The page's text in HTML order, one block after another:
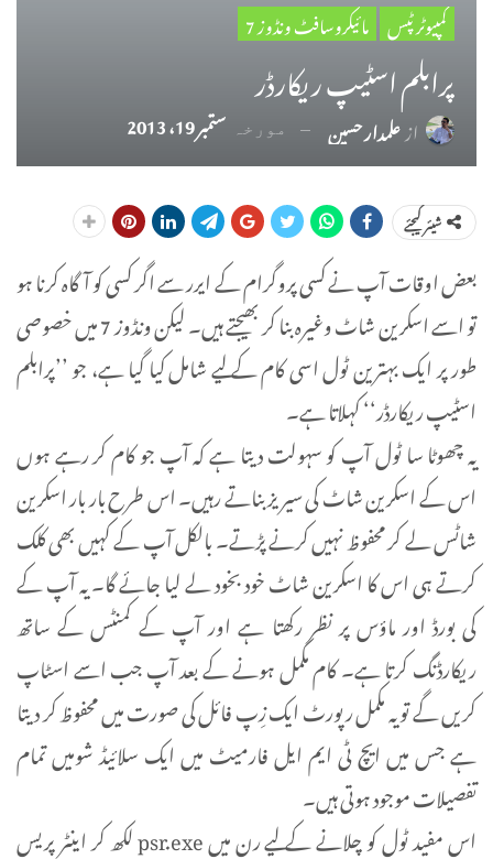
کمپیوٹر ٹپس مائیکروسافٹ ونڈوز 7
پرابلم اسٹیپ ریکارڈر
ازعلمدار حسین مورخہ ستمبر 19، 2013
شیئر کیجئے
بعض اوقات آپ نے کسی پروگرام کے ایرر سے اگر کسی کو آگاہ کرنا ہو
تو اسے اسکرین شاٹ وغیرہ بنا کر بھیجتے ہیں۔ لیکن ونڈوز 7 میں خصوصی
طور پر ایک بہترین ٹول اسی کام کے لیے شامل کیا گیا ہے، جو ’’پرابلم
اسٹیپ ریکارڈر‘‘ کہلاتا ہے۔
یہ چھوٹا سا ٹول آپ کو سہولت دیتا ہے کہ آپ جو کام کر رہے ہوں
اس کے اسکرین شاٹ کی سیریز بناتے رہیں۔ اس طرح بار بار اسکرین
شاٹس لے کر محفوظ نہیں کرنے پڑتے۔ بالکل آپ کے کہیں بھی کلک
کرتے ہی اس کا اسکرین شاٹ خود بخود لے لیا جائے گا۔ یہ آپ کے
کی بورڈ اور ماؤس پر نظر رکھتا ہے اور آپ کے کمنٹس کے ساتھ
ریکارڈنگ کرتا ہے۔ کام مکمل ہونے کے بعد آپ جب اسے اسٹاپ
کریں گے تو یہ مکمل رپورٹ ایک زِپ فائل کی صورت میں محفوظ کر دیتا
ہے جس میں ایچ ٹی ایم ایل فارمیٹ میں ایک سلائیڈ شومیں تمام
تفصیلات موجود ہوتی ہیں۔
اس مفید ٹول کو چلانے کے لیے رن میں psr.exe لکھ کر اینٹر پریس